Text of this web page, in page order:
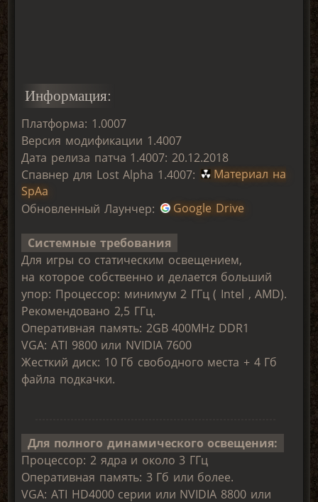
Информация:
Платформа: 1.0007
Версия модификации 1.4007
Дата релиза патча 1.4007: 20.12.2018
Спавнер для Lost Alpha 1.4007:
Материал на
SpAa
Обновленный Лаунчер:
Google Drive
Системные требования
Для игры со статическим освещением,
на которое собственно и делается больший
упор: Процессор: минимум 2 ГГц ( Intel , AMD).
Рекомендовано 2,5 ГГц.
Оперативная память: 2GB 400MHz DDR1
VGA: ATI 9800 или NVIDIA 7600
Жесткий диск: 10 Гб свободного места + 4 Гб
файла подкачки.
Для полного динамического освещения:
Процессор: 2 ядра и около 3 ГГц
Оперативная память: 3 Гб или более.
VGA: ATI HD4000 серии или NVIDIA 8800 или